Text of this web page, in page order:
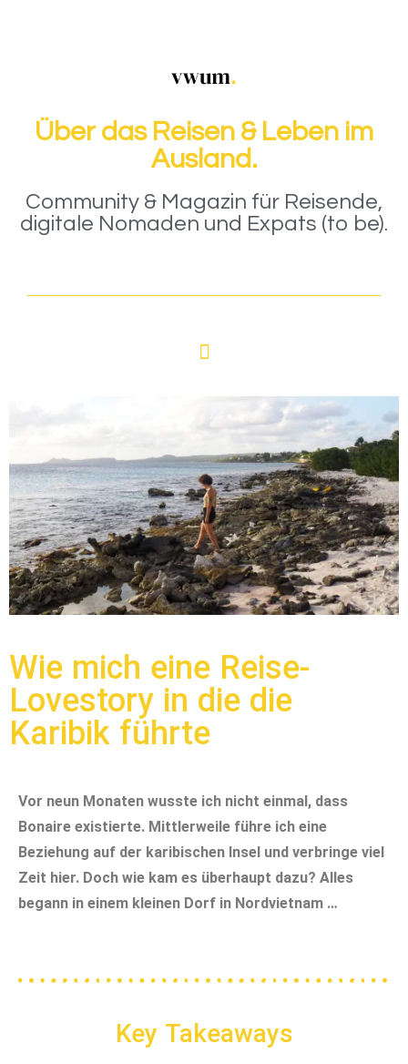
Über das Reisen & Leben im
Ausland.
Community & Magazin für Reisende,
digitale Nomaden und Expats (to be).
Wie mich eine Reise-
Lovestory in die die
Karibik führte
Vor neun Monaten wusste ich nicht einmal, dass
Bonaire existierte. Mittlerweile führe ich eine
Beziehung auf der karibischen Insel und verbringe viel
Zeit hier. Doch wie kam es überhaupt dazu? Alles
begann in einem kleinen Dorf in Nordvietnam …
Key Takeaways